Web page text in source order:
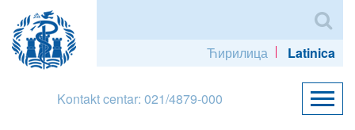
Ћирилица Latinica
Kontakt centar: 021/4879-000